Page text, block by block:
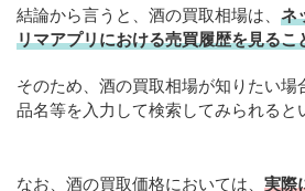
結論から言うと、酒の買取相場は、 ネ
リマアプリにおける売買履歴を見るこ
そのため、酒の買取相場が知りたい場
品名等を入力して検索してみられると
なお、酒の買取価格においては、 実際